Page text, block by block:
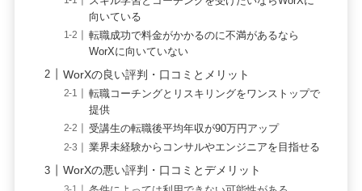
向いている
転職成功で料金がかかるのに不満があるなら
WorXに向いていない
WorXの良い評判・口コミとメリット
転職コーチングとリスキリングをワンストップで
提供
受講生の転職後平均年収が90万円アップ
業界未経験からコンサルやエンジニアを目指せる
WorXの悪い評判・口コミとデメリット